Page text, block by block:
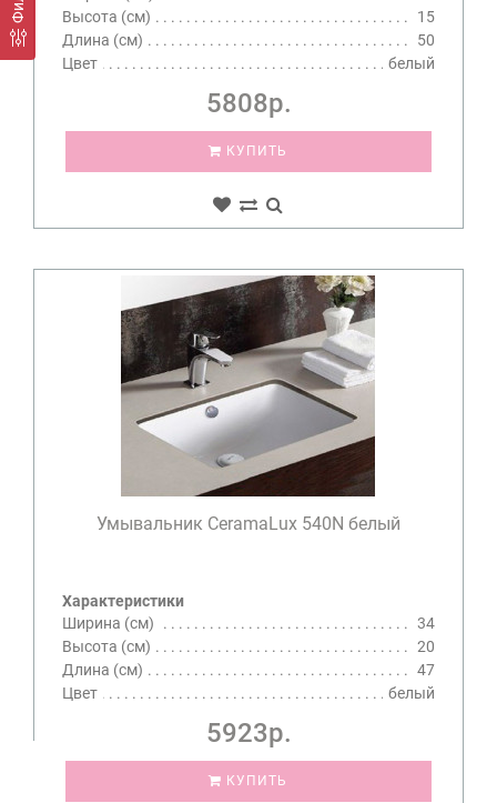
Высота (см)
15
Длина (см)
50
Цвет
белый
5808р.
КУПИТЬ
Умывальник CeramaLux 540N белый
Характеристики
Ширина (см)
34
Высота (см)
20
Длина (см)
47
Цвет
белый
5923р.
КУПИТЬ